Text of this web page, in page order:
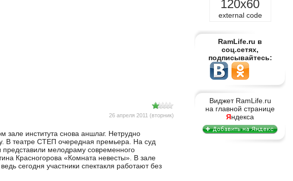
26 апреля 2011 (вторник)
зале института снова аншлаг. Нетрудно
В театре СТЕП очередная премьера. На суд
представили мелодраму современного
Красногорова «Комната невесты». В зале
сегодня участники спектакля работают без
120x60
external code
RamLife.ru в
соц.сетях,
подписывайтесь:
Виджет RamLife.ru
на главной странице
Яндекса